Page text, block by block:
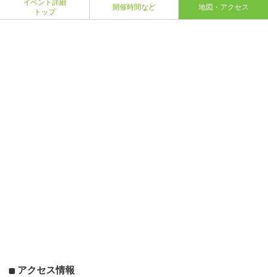
イベント詳細
トップ
開催時間など 地図・アクセス
アクセス情報